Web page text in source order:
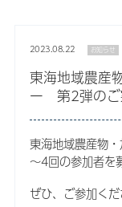
2023.08.22 お知らせ
東海地域農産
ー 第2弾のご
東海地域農産物
～4回の参加者を
ぜひ、ご参加くだ